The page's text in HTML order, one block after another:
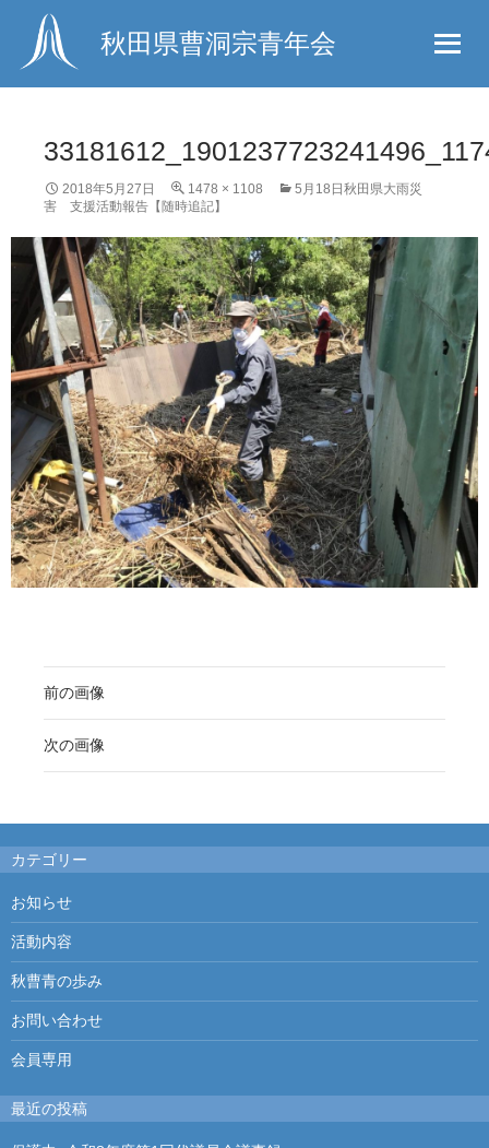
秋田県曹洞宗青年会
2018年5月27日 1478 × 1108
5月18日秋田県大雨災
害 支援活動報告【随時追記】
前の画像
次の画像
カテゴリー
お知らせ
活動内容
秋曹青の歩み
お問い合わせ
会員専用
最近の投稿